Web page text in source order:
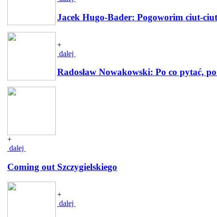
Jacek Hugo-Bader: Pogoworim ciut-ciut
+
dalej
Radosław Nowakowski: Po co pytać,
+
dalej
Coming out Szczygielskiego
+
dalej